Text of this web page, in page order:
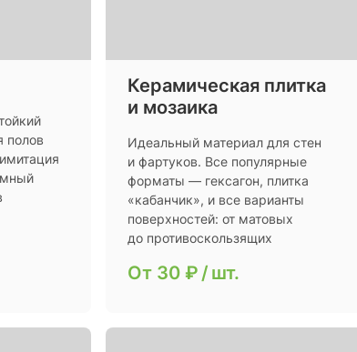
полов
Керамическая плитка
и мозаика
Идеальный материал для стен
и фартуков. Все популярные
форматы — гексагон, плитка
«кабанчик», и все варианты
поверхностей: от матовых
до противоскользящих
От 30 ₽ / шт.